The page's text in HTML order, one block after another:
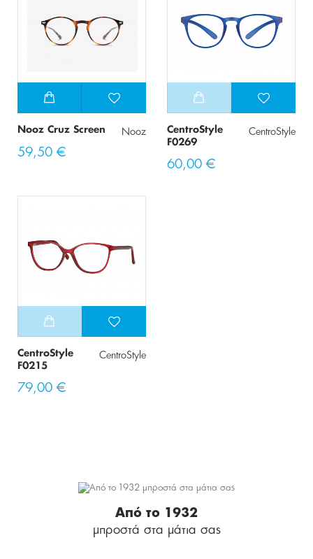
Nooz Cruz Screen Nooz
59,50 €
CentroStyle
F0269
CentroStyle
60,00 €
CentroStyle
F0215
CentroStyle
79,00 €
Από το 1932
μπροστά στα μάτια σας